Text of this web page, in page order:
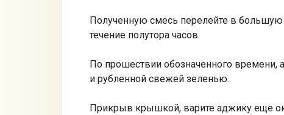
Полученную смесь перелейте в
течение полутора часов.
По прошествии обозначенного времени,
и рубленной свежей зеленью.
Прикрыв крышкой, варите аджику еще